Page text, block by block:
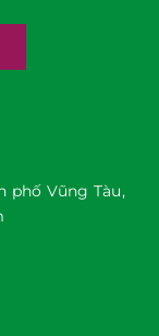
phố Vũng Tàu,